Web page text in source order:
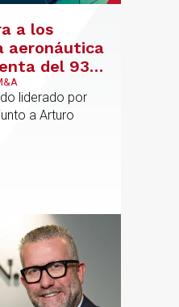
a los
aeronáutica
del 93%
de
liderado por
a Arturo